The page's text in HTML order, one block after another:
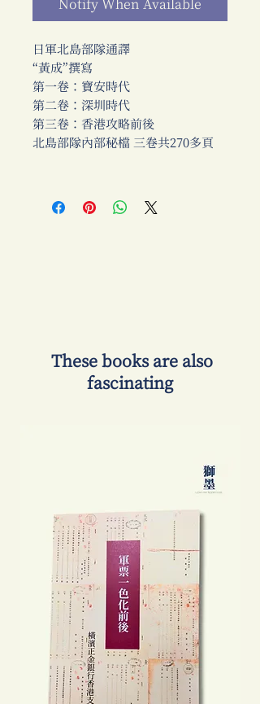
Notify When Available
日軍北島部隊通譯
“黃成”撰寫
第一卷：寶安時代
第二卷：深圳時代
第三卷：香港攻略前後
北島部隊內部秘檔 三卷共270多頁
​ These books are also
fascinating